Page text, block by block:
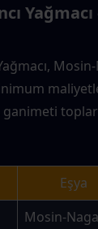
ganimeti
Eşya
Mosin-